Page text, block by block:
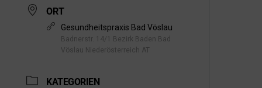
ORT
Gesundheitspraxis Bad Vöslau
Badnerstr. 14/1 Bezirk Baden Bad
Vöslau Niederösterreich AT
KATEGORIEN